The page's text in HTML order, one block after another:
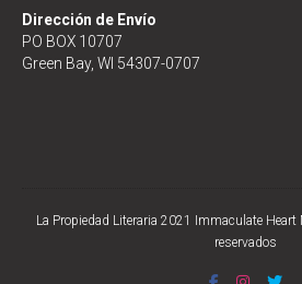
Dirección de Envío
PO BOX 10707
Green Bay, WI 54307-0707
La Propiedad Literaria 2021 Immaculate Heart
reservados